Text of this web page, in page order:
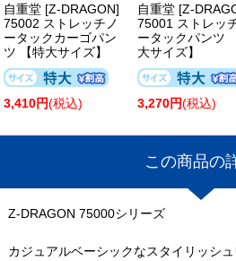
自重堂 [Z-DRAGON]
75002 ストレッチノ
ータックカーゴパン
ツ 【特大サイズ】
3,410円(税込)
自重堂 [Z-
75001 ストレッ
ータックパンツ
大サイズ】
3,270円(税込)
この商品の
Z-DRAGON 75000シリーズ
カジュアルベーシックなスタイリッシ